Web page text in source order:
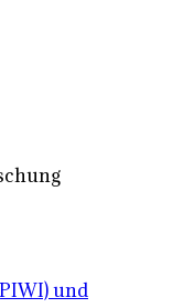
und